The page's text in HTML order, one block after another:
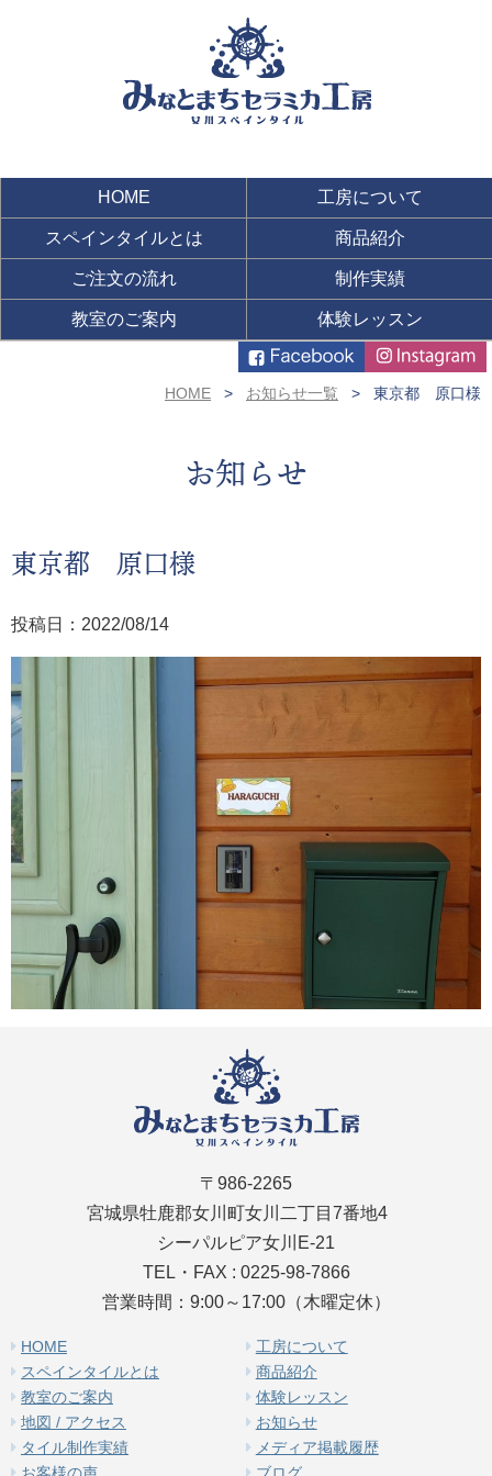
HOME 工房について
スペインタイルとは 商品紹介
ご注文の流れ 制作実績
教室のご案内 体験レッスン
HOME お知らせ一覧 東京都 原口様
お知らせ
東京都 原口様
投稿日：2022/08/14
〒986-2265
宮城県牡鹿郡女川町女川二丁目7番地4
シーパルピア女川E-21
TEL・FAX : 0225-98-7866
営業時間：9:00～17:00（木曜定休）
HOME
工房について
スペインタイルとは
商品紹介
教室のご案内
体験レッスン
地図 / アクセス
お知らせ
タイル制作実績
メディア掲載履歴